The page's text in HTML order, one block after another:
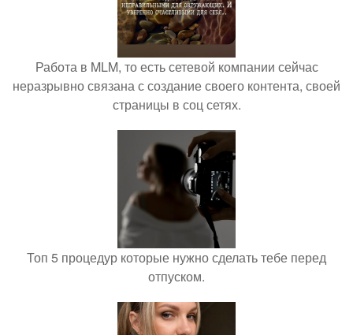
Работа в MLM, то есть сетевой компании сейчас
неразрывно связана с создание своего контента, своей
страницы в соц сетях.
Топ 5 процедур которые нужно сделать тебе перед
отпуском.